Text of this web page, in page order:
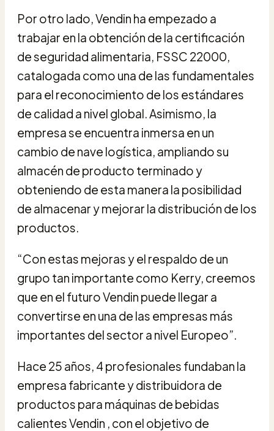
Por otro lado, Vendin ha empezado a
trabajar en la obtención de la certificación
de seguridad alimentaria, FSSC 22000,
catalogada como una de las fundamentales
para el reconocimiento de los estándares
de calidad a nivel global. Asimismo, la
empresa se encuentra inmersa en un
cambio de nave logística, ampliando su
almacén de producto terminado y
obteniendo de esta manera la posibilidad
de almacenar y mejorar la distribución de los
productos.
“Con estas mejoras y el respaldo de un
grupo tan importante como Kerry, creemos
que en el futuro Vendin puede llegar a
convertirse en una de las empresas más
importantes del sector a nivel Europeo”.
Hace 25 años, 4 profesionales fundaban la
empresa fabricante y distribuidora de
productos para máquinas de bebidas
calientes Vendin , con el objetivo de